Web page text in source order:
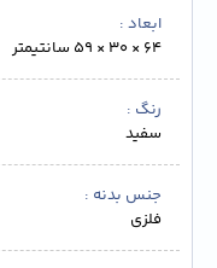
ابعاد
64 × 30 × 59 سانتیمتر
رنگ
سفید
جنس بدنه
فلزی